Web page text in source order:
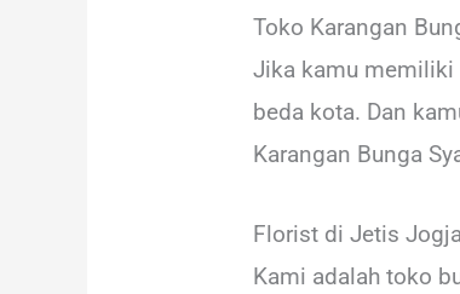
Toko Karangan
Jika kamu memiliki
beda kota. Dan
Karangan Bunga
Florist di Jetis
Kami adalah toko